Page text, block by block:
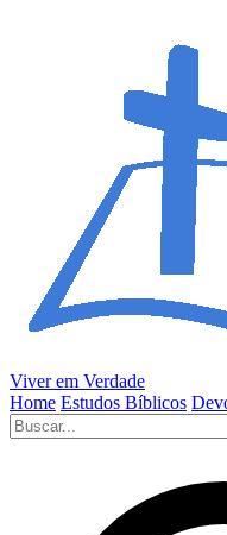
Viver em Verdade
Home Estudos Bíblicos